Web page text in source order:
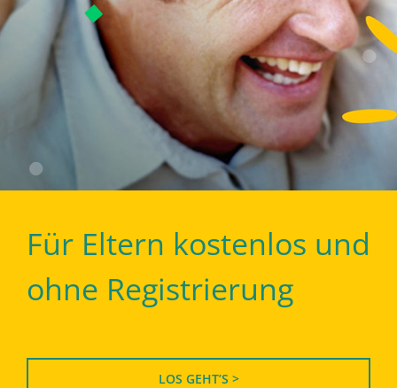
Für Eltern kostenlos und
ohne Registrierung
LOS GEHT’S >